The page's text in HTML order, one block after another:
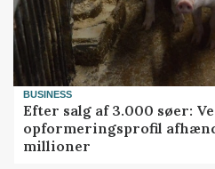
BUSINESS
Efter salg af 3.000 søer:
opformeringsprofil
millioner